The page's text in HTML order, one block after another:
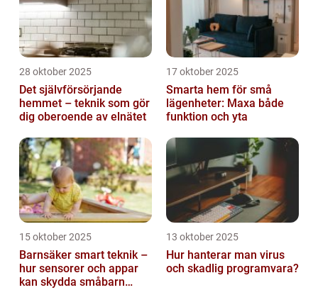
28 oktober 2025
Det självförsörjande
hemmet – teknik som gör
dig oberoende av elnätet
17 oktober 2025
Smarta hem för små
lägenheter: Maxa både
funktion och yta
15 oktober 2025
Barnsäker smart teknik –
hur sensorer och appar
kan skydda småbarn
13 oktober 2025
Hur hanterar man virus
och skadlig programvara?